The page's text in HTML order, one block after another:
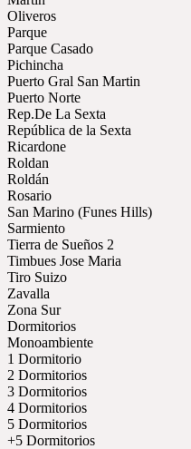
Oliveros
Parque
Parque Casado
Pichincha
Puerto Gral San Martin
Puerto Norte
Rep.De La Sexta
República de la Sexta
Ricardone
Roldan
Roldán
Rosario
San Marino (Funes Hills)
Sarmiento
Tierra de Sueños 2
Timbues Jose Maria
Tiro Suizo
Zavalla
Zona Sur
Dormitorios
Monoambiente
1 Dormitorio
2 Dormitorios
3 Dormitorios
4 Dormitorios
5 Dormitorios
+5 Dormitorios